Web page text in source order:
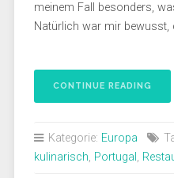
meinem Fall besonders,
Natürlich war mir
CONTINUE READING
Kategorie: Europa
kulinarisch, Portugal ,